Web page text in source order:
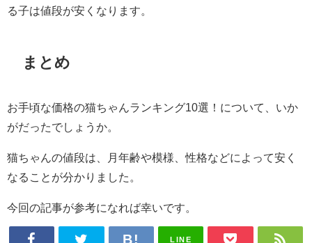
る子は値段が安くなります。
まとめ
お手頃な価格の猫ちゃんランキング10選！について、いか
がだったでしょうか。
猫ちゃんの値段は、月年齢や模様、性格などによって安く
なることが分かりました。
今回の記事が参考になれば幸いです。
LINE